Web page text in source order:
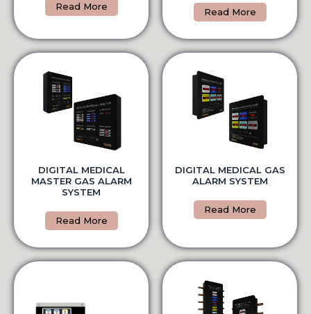
Read More
Read More
DIGITAL MEDICAL
MASTER GAS ALARM
SYSTEM
Read More
DIGITAL MEDICAL GAS
ALARM SYSTEM
Read More